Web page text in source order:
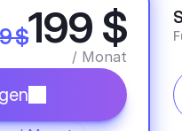
$199 $
/ Monat